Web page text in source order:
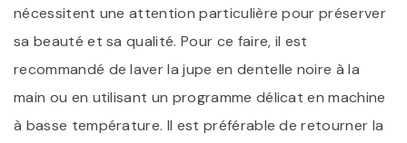
nécessitent une attention particulière pour préserver
sa beauté et sa qualité. Pour ce faire, il est
recommandé de laver la jupe en dentelle noire à la
main ou en utilisant un programme délicat en machine
à basse température. Il est préférable de retourner la